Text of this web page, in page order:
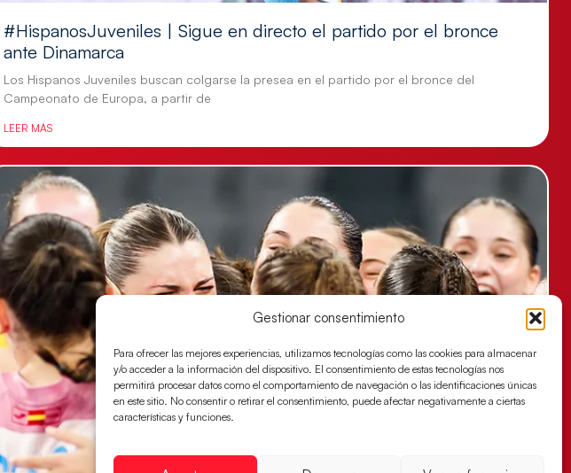
Gestionar consentimiento
Para ofrecer las mejores experiencias, utilizamos tecnologías como las cookies para almacenar
y/o acceder a la información del dispositivo. El consentimiento de estas tecnologías nos
permitirá procesar datos como el comportamiento de navegación o las identificaciones únicas
en este sitio. No consentir o retirar el consentimiento, puede afectar negativamente a ciertas
características y funciones.
#HispanosJuveniles | Sigue en directo el partido por el bronce
ante Dinamarca
Los Hispanos Juveniles buscan colgarse la presea en el partido por el bronce del
Campeonato de Europa, a partir de
LEER MÁS